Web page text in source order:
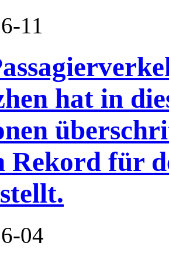
11
hat in
Rekord für
04